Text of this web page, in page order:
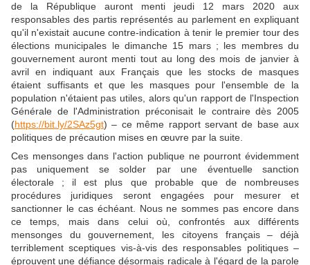
de la République auront menti jeudi 12 mars 2020 aux
responsables des partis représentés au parlement en expliquant
qu'il n'existait aucune contre-indication à tenir le premier tour des
élections municipales le dimanche 15 mars ; les membres du
gouvernement auront menti tout au long des mois de janvier à
avril en indiquant aux Français que les stocks de masques
étaient suffisants et que les masques pour l'ensemble de la
population n'étaient pas utiles, alors qu'un rapport de l'Inspection
Générale de l'Administration préconisait le contraire dès 2005
(https://bit.ly/2SAz5gt) – ce même rapport servant de base aux
politiques de précaution mises en œuvre par la suite.
Ces mensonges dans l'action publique ne pourront évidemment
pas uniquement se solder par une éventuelle sanction
électorale ; il est plus que probable que de nombreuses
procédures juridiques seront engagées pour mesurer et
sanctionner le cas échéant. Nous ne sommes pas encore dans
ce temps, mais dans celui où, confrontés aux différents
mensonges du gouvernement, les citoyens français – déjà
terriblement sceptiques vis-à-vis des responsables politiques –
éprouvent une défiance désormais radicale à l'égard de la parole